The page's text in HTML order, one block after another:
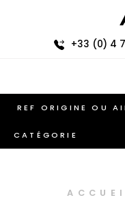
+33 (0) 4
CATÉGORIE